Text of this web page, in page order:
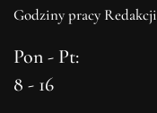
Godziny pracy Redakcji
Pon - Pt:
8 - 16